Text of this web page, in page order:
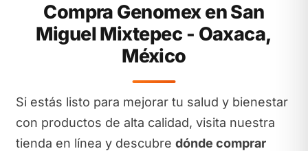
Compra Genomex en San
Miguel Mixtepec - Oaxaca,
México
Si estás listo para mejorar tu salud y bienestar
con productos de alta calidad, visita nuestra
tienda en línea y descubre dónde comprar